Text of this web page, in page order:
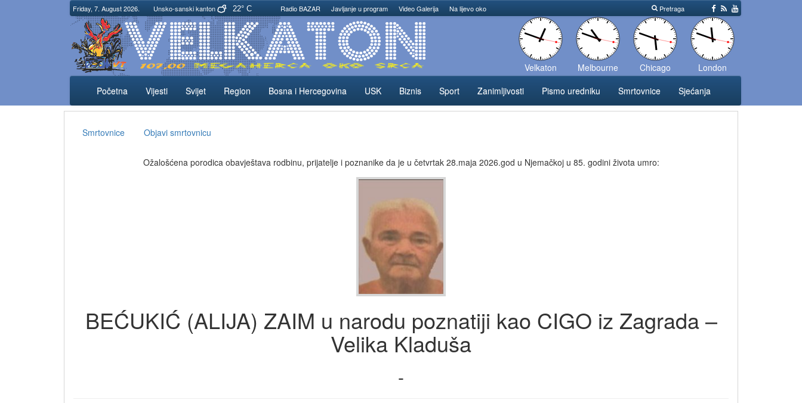
Friday, 7. August 2026. Unsko-sanski kanton 22° C Radio BAZAR Javljanje u program Video Galerija Na lijevo oko Pretraga
Velkaton Melbourne Chicago
London
Početna
Vijesti Svijet Region Bosna i Hercegovina USK Biznis Sport Zanimljivosti Pismo uredniku Smrtovnice Sjećanja
Smrtovnice Objavi smrtovnicu
Ožalošćena porodica obavještava rodbinu, prijatelje i poznanike da je u četvrtak 28.maja 2026.god u Njemačkoj u 85. godini života umro:
BEĆUKIĆ (ALIJA) ZAIM u narodu poznatiji kao CIGO iz Zagrada –
Velika Kladuša
-